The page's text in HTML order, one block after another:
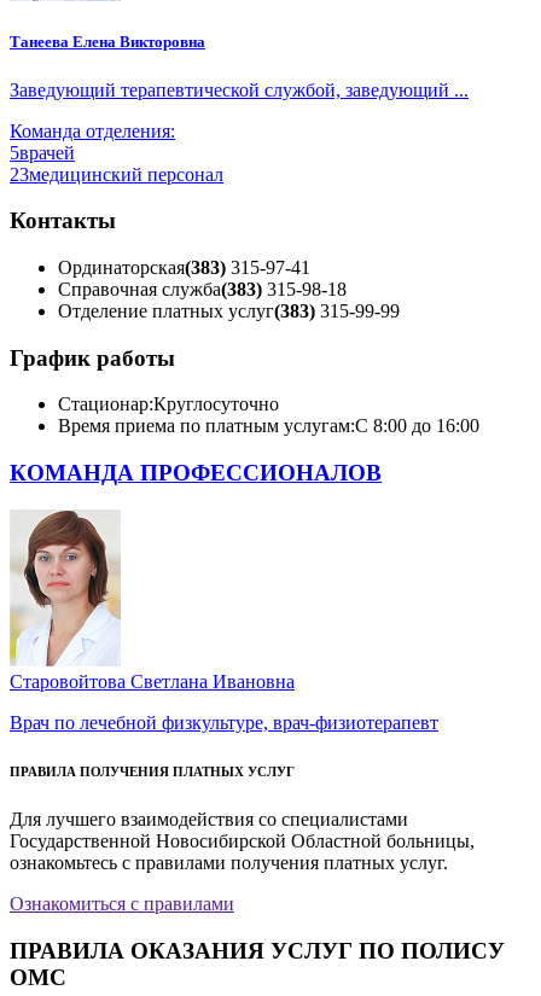
Танеева Елена Викторовна
Заведующий терапевтической службой, заведующий ...
Команда отделения:
5врачей
23медицинский персонал
Контакты
Ординаторская(383) 315-97-41
Справочная служба(383) 315-98-18
Отделение платных услуг(383) 315-99-99
График работы
Стационар:Круглосуточно
Время приема по платным услугам:С 8:00 до 16:00
КОМАНДА ПРОФЕССИОНАЛОВ
Старовойтова Светлана Ивановна
Врач по лечебной физкультуре, врач-физиотерапевт
ПРАВИЛА ПОЛУЧЕНИЯ ПЛАТНЫХ УСЛУГ
Для лучшего взаимодействия со специалистами
Государственной Новосибирской Областной больницы,
ознакомьтесь с правилами получения платных услуг.
Ознакомиться с правилами
ПРАВИЛА ОКАЗАНИЯ УСЛУГ ПО ПОЛИСУ
ОМС